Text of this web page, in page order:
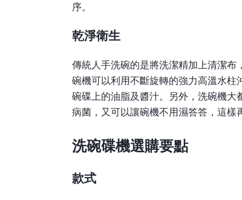
序。
乾淨衛生
傳統人手洗碗的是將洗潔精加上清潔
碗機可以利用不斷旋轉的強力高溫水
碗碟上的油脂及醬汁。另外，洗碗機
病菌，又可以讓碗機不用濕答答，這樣
洗碗碟機選購要點
款式